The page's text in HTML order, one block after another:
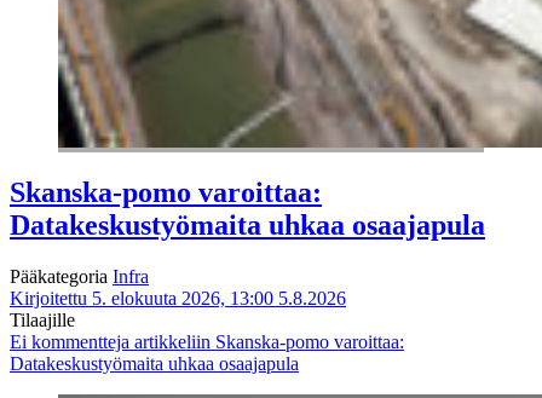
Skanska-pomo varoittaa:
Datakeskustyömaita uhkaa osaajapula
Pääkategoria Infra
Kirjoitettu 5. elokuuta 2026, 13:00 5.8.2026
Tilaajille
Ei kommentteja artikkeliin Skanska-pomo varoittaa:
Datakeskustyömaita uhkaa osaajapula